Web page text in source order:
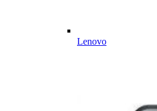
Lenovo